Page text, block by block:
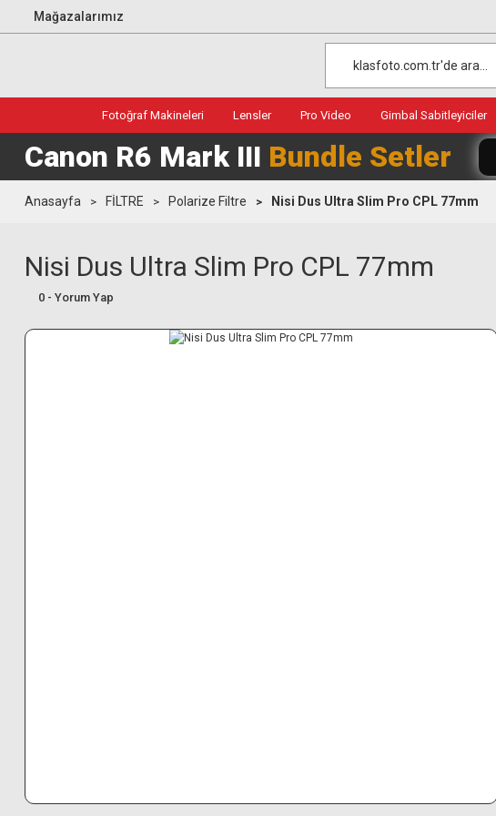
Mağazalarımız
Fotoğraf Makineleri Lensler Pro Video Gimbal Sabitleyiciler
Canon R6 Mark III Bundle Setler
Anasayfa FİLTRE Polarize Filtre Nisi Dus Ultra Slim Pro CPL 77mm
Nisi Dus Ultra Slim Pro CPL 77mm
0 - Yorum Yap